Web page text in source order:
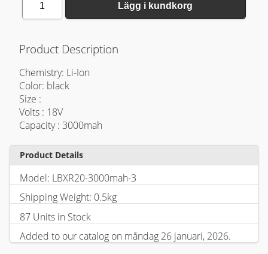
1 Lägg i kundkorg
Product Description
Chemistry: Li-Ion
Color: black
Size :
Volts : 18V
Capacity : 3000mah
Product Details
Model: LBXR20-3000mah-3
Shipping Weight: 0.5kg
87 Units in Stock
Added to our catalog on måndag 26 januari, 2026.